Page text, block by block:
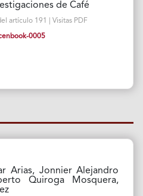
de Café
artículo 191 | Visitas PDF
0005
Arias, Jonnier Alejandro
Quiroga Mosquera,